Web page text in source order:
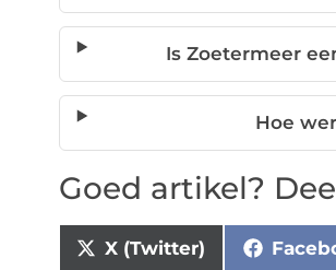
Is Zoetermeer
Hoe
Goed artikel?
X (Twitter)